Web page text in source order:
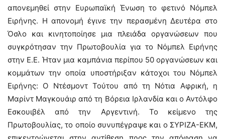
απονεμηθεί στην Ευρωπαϊκή Ένωση το φετινό Νόμπελ
Ειρήνης. Η απονομή έγινε την περασμένη Δευτέρα στο
Όσλο και κινητοποίησε μια πλειάδα οργανώσεων που
συγκρότησαν την Πρωτοβουλία για το Νόμπελ Ειρήνης
στην Ε.Ε. Ήταν μια καμπάνια περίπου 50 οργανώσεων και
κομμάτων την οποία υποστήριξαν κάτοχοι του Νόμπελ
Ειρήνης: Ο Ντέσμοντ Τούτου από τη Νότια Αφρική, η
Μαρίντ Μαγκουάιρ από τη Βόρεια Ιρλανδία και ο Αντόλφο
Εσκουιβέλ από την Αργεντινή. Το κείμενο της
Πρωτοβουλίας, το οποίο συνυπέγραψε και ο ΣΥΡΙΖΑ-ΕΚΜ,